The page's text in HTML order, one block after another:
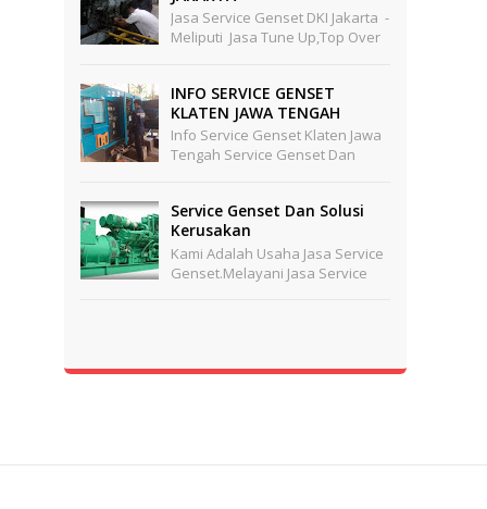
Jasa Service Genset DKI Jakarta -
Meliputi Jasa Tune Up,top Over
Jasa Service...
INFO SERVICE GENSET
KLATEN JAWA TENGAH
Info Service Genset Klaten Jawa
Tengah Service Genset Dan
Klaten JawaTengah Dan Seki...
Service Genset Dan Solusi
Kerusakan
Kami Adalah Usaha Jasa Service
Genset.melayani Jasa Service